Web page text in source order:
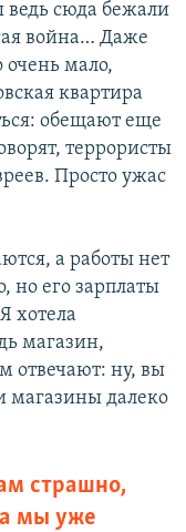
ведь сюда бежали
война… Даже
очень мало,
квартира
обещают еще
террористы
Просто ужас
а работы нет
но его зарплаты
хотела
магазин,
отвечают: ну, вы
магазины далеко
страшно,
мы уже